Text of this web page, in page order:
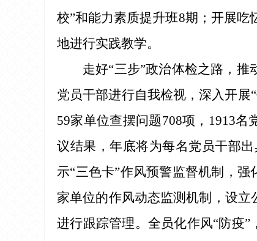
校”和能力素质提升班8期；开展
地进行实践教学。
走好“三步”政治体检之路，推
党员干部进行自我检视，深入开
59家单位查摆问题708项，1913
议结果，年底将为每名党员干部
示“三色卡”作风预警监督机制，
家单位的作风动态监测机制，设立
进行跟踪管理。全员化作风“防疫”